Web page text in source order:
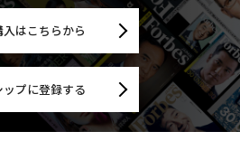
はこちらから
プに登録する